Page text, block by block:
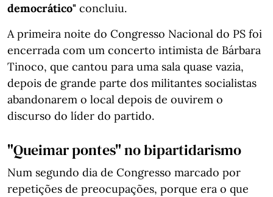
democrático" concluiu.
A primeira noite do Congresso Nacional do PS foi
encerrada com um concerto intimista de Bárbara
Tinoco, que cantou para uma sala quase vazia,
depois de grande parte dos militantes socialistas
abandonarem o local depois de ouvirem o
discurso do líder do partido.
"Queimar pontes" no bipartidarismo
Num segundo dia de Congresso marcado por
repetições de preocupações, porque era o que